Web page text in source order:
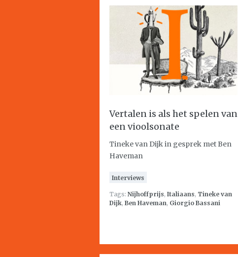
Vertalen is als het spelen van
een vioolsonate
Tineke van Dijk in gesprek met Ben
Haveman
Interviews
Tags: Nijhoffprijs, Italiaans, Tineke van
Dijk, Ben Haveman, Giorgio Bassani